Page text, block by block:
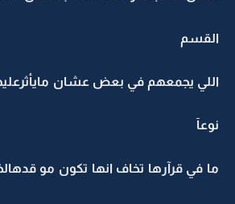
القسم
اللي يجمعهم في بعض عشان
نوعآ
ما في قرآرها تخاف انها تكون مو